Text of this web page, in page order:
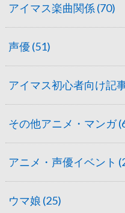
アイマス楽曲関係 (70)
声優 (51)
アイマス初心者向け記
その他アニメ・マンガ
アニメ・声優イベント
ウマ娘 (25)